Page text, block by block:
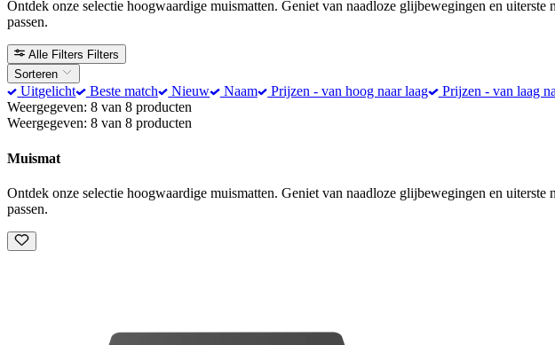
Ontdek onze selectie hoogwaardige muismatten. Geniet van naadloze glijbewegingen en
passen.
Alle Filters Filters
Sorteren
Uitgelicht Beste match Nieuw Naam Prijzen - van hoog naar laag Prijzen - van laag
Weergegeven: 8 van 8 producten
Weergegeven: 8 van 8 producten
Muismat
Ontdek onze selectie hoogwaardige muismatten. Geniet van naadloze glijbewegingen en
passen.